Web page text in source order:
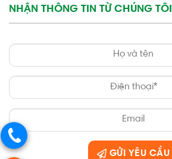
NHẬN THÔNG TIN TỪ CHÚNG TÔI
GỬI YÊU CẦU